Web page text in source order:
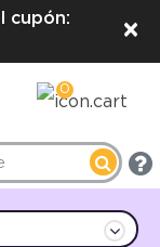
cupón:
×
0